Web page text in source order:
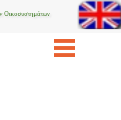
Οικοσυστημάτων